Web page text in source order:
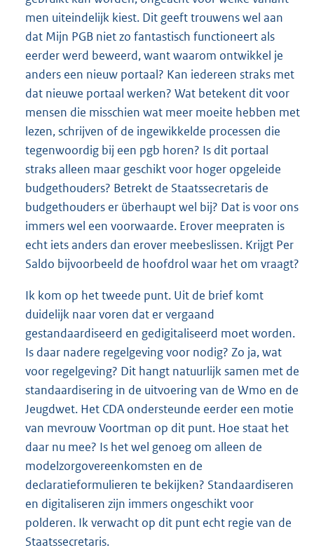
men uiteindelijk kiest. Dit geeft trouwens wel aan
dat Mijn PGB niet zo fantastisch functioneert als
eerder werd beweerd, want waarom ontwikkel je
anders een nieuw portaal? Kan iedereen straks met
dat nieuwe portaal werken? Wat betekent dit voor
mensen die misschien wat meer moeite hebben met
lezen, schrijven of de ingewikkelde processen die
tegenwoordig bij een pgb horen? Is dit portaal
straks alleen maar geschikt voor hoger opgeleide
budgethouders? Betrekt de Staatssecretaris de
budgethouders er überhaupt wel bij? Dat is voor ons
immers wel een voorwaarde. Erover meepraten is
echt iets anders dan erover meebeslissen. Krijgt Per
Saldo bijvoorbeeld de hoofdrol waar het om vraagt?
Ik kom op het tweede punt. Uit de brief komt
duidelijk naar voren dat er vergaand
gestandaardiseerd en gedigitaliseerd moet worden.
Is daar nadere regelgeving voor nodig? Zo ja, wat
voor regelgeving? Dit hangt natuurlijk samen met de
standaardisering in de uitvoering van de Wmo en de
Jeugdwet. Het CDA ondersteunde eerder een motie
van mevrouw Voortman op dit punt. Hoe staat het
daar nu mee? Is het wel genoeg om alleen de
modelzorgovereenkomsten en de
declaratieformulieren te bekijken? Standaardiseren
en digitaliseren zijn immers ongeschikt voor
polderen. Ik verwacht op dit punt echt regie van de
Staatssecretaris.